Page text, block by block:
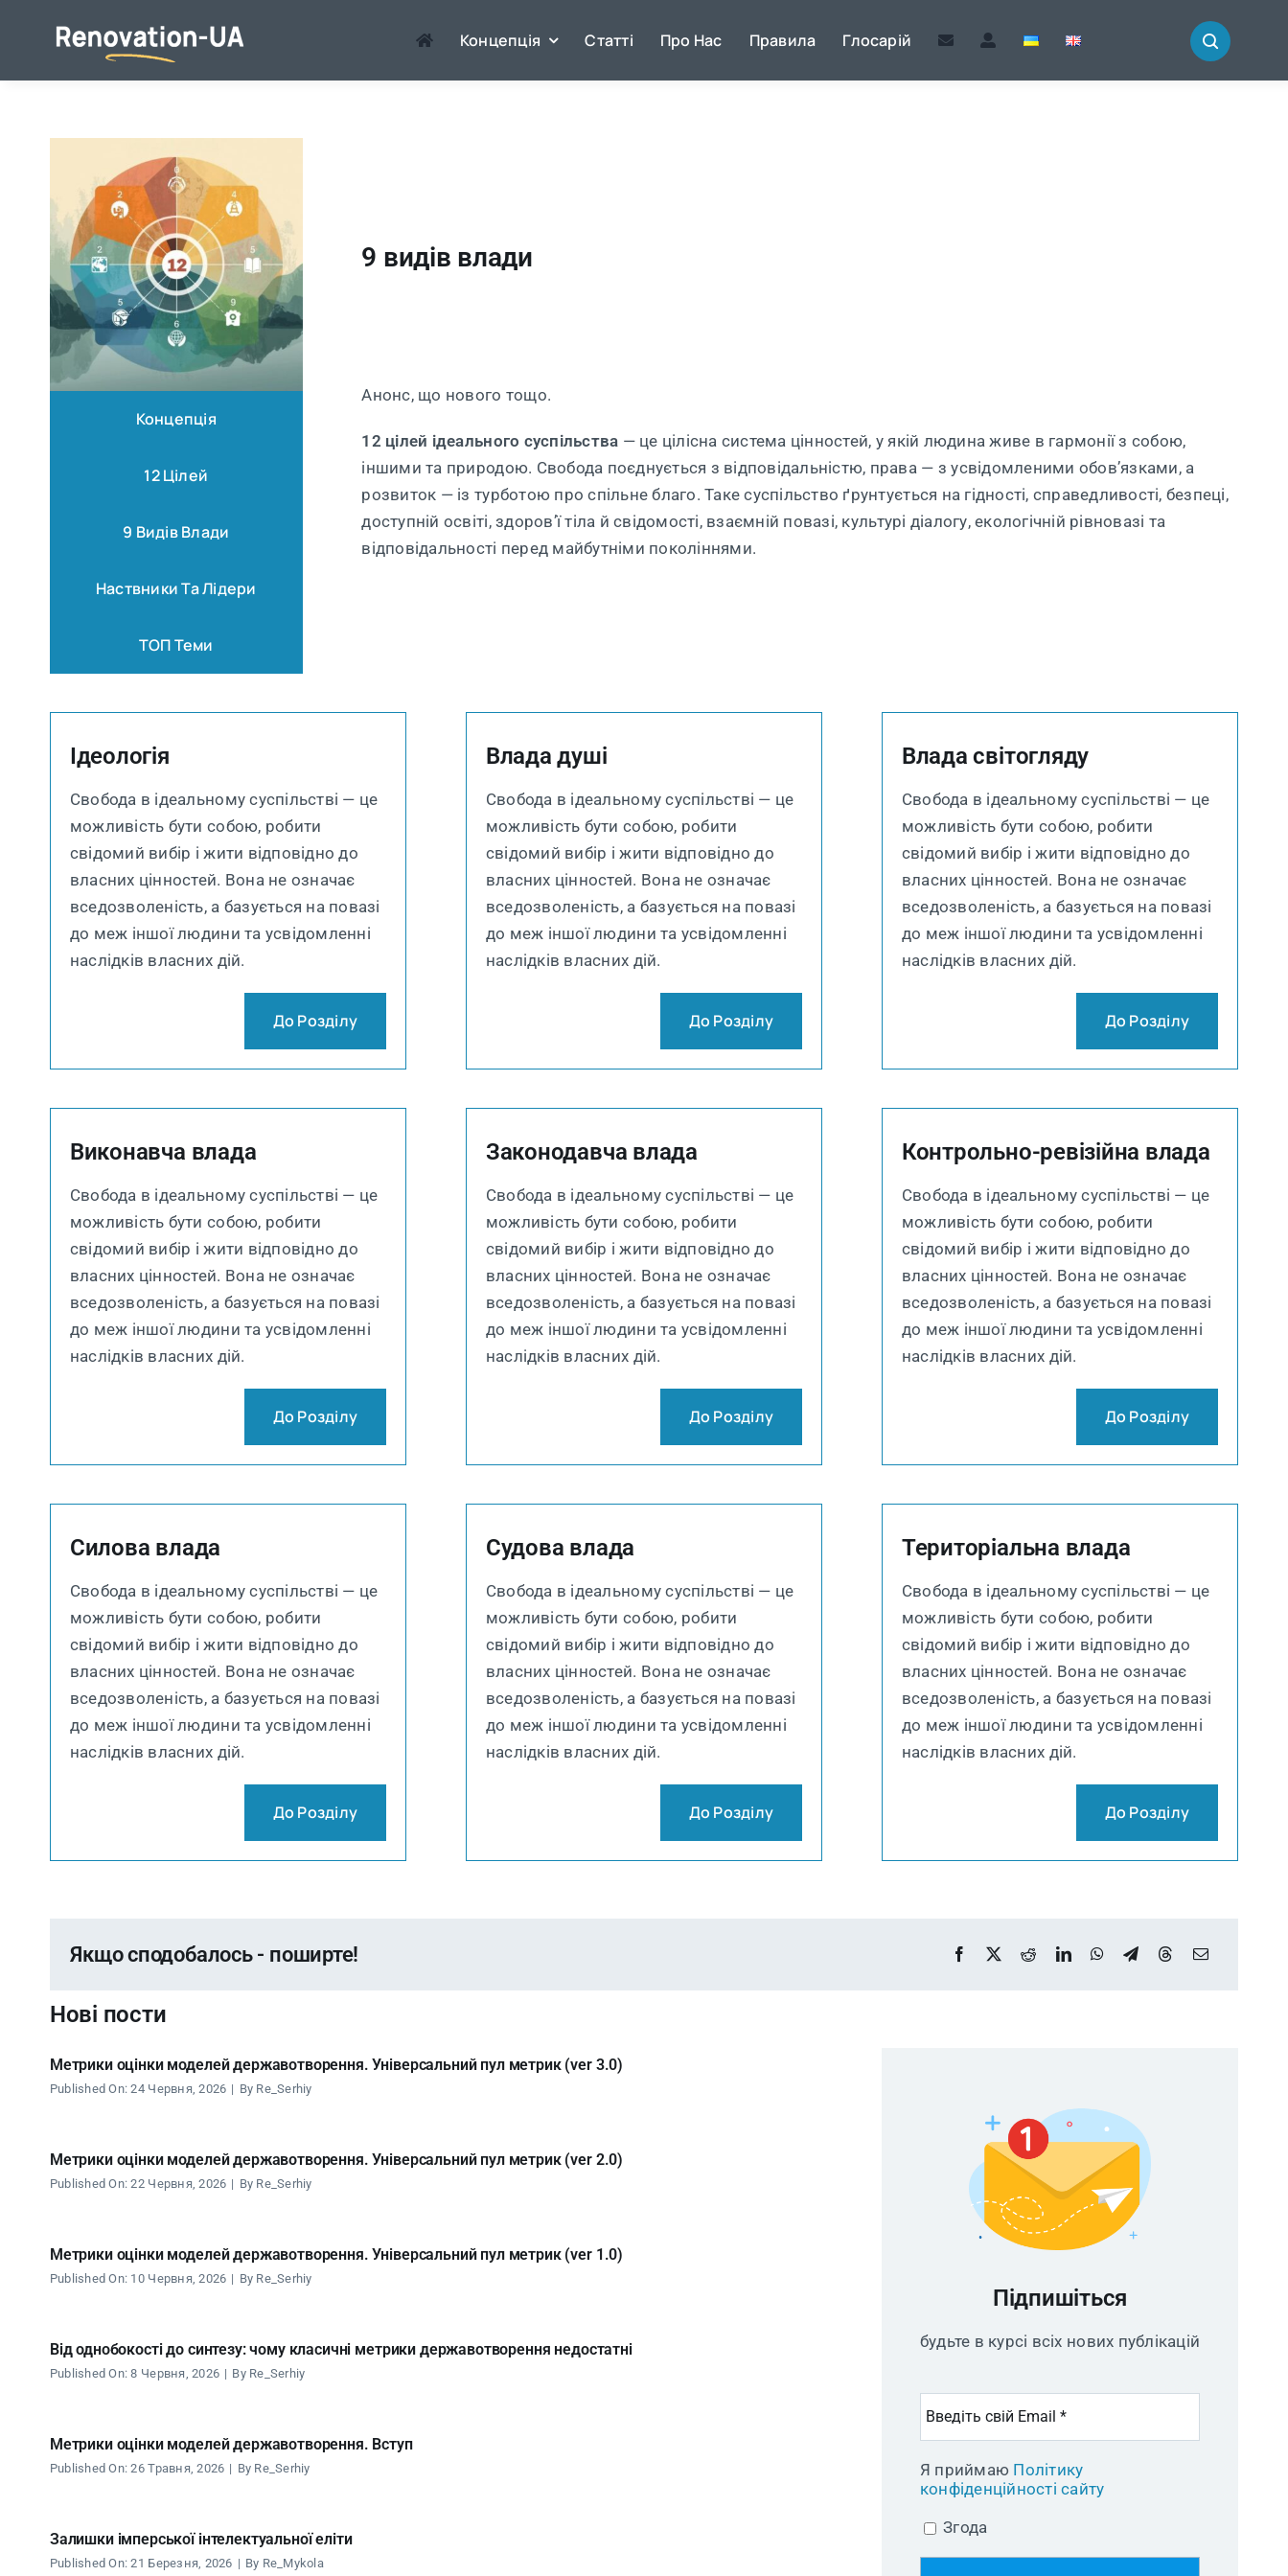
Концепція Статті Про Нас Правила Глосарій
Концепція
12 Цілей
9 Видів Влади
Наствники Та Лідери
ТОП Теми
9 видів влади
Анонс, що нового тощо.
12 цілей ідеального суспільства — це цілісна система цінностей, у якій людина живе в гармонії з собою,
іншими та природою. Свобода поєднується з відповідальністю, права — з усвідомленими обов’язками, а
розвиток — із турботою про спільне благо. Таке суспільство ґрунтується на гідності, справедливості, безпеці,
доступній освіті, здоров’ї тіла й свідомості, взаємній повазі, культурі діалогу, екологічній рівновазі та
відповідальності перед майбутніми поколіннями.
Ідеологія
Свобода в ідеальному суспільстві — це
можливість бути собою, робити
свідомий вибір і жити відповідно до
власних цінностей. Вона не означає
вседозволеність, а базується на повазі
до меж іншої людини та усвідомленні
наслідків власних дій.
До Розділу
Влада душі
Свобода в ідеальному суспільстві — це
можливість бути собою, робити
свідомий вибір і жити відповідно до
власних цінностей. Вона не означає
вседозволеність, а базується на повазі
до меж іншої людини та усвідомленні
наслідків власних дій.
До Розділу
Влада світогляду
Свобода в ідеальному суспільстві — це
можливість бути собою, робити
свідомий вибір і жити відповідно до
власних цінностей. Вона не означає
вседозволеність, а базується на повазі
до меж іншої людини та усвідомленні
наслідків власних дій.
До Розділу
Виконавча влада
Свобода в ідеальному суспільстві — це
можливість бути собою, робити
свідомий вибір і жити відповідно до
власних цінностей. Вона не означає
вседозволеність, а базується на повазі
до меж іншої людини та усвідомленні
наслідків власних дій.
До Розділу
Законодавча влада
Свобода в ідеальному суспільстві — це
можливість бути собою, робити
свідомий вибір і жити відповідно до
власних цінностей. Вона не означає
вседозволеність, а базується на повазі
до меж іншої людини та усвідомленні
наслідків власних дій.
До Розділу
Контрольно-ревізійна влада
Свобода в ідеальному суспільстві — це
можливість бути собою, робити
свідомий вибір і жити відповідно до
власних цінностей. Вона не означає
вседозволеність, а базується на повазі
до меж іншої людини та усвідомленні
наслідків власних дій.
До Розділу
Силова влада
Свобода в ідеальному суспільстві — це
можливість бути собою, робити
свідомий вибір і жити відповідно до
власних цінностей. Вона не означає
вседозволеність, а базується на повазі
до меж іншої людини та усвідомленні
наслідків власних дій.
До Розділу
Судова влада
Свобода в ідеальному суспільстві — це
можливість бути собою, робити
свідомий вибір і жити відповідно до
власних цінностей. Вона не означає
вседозволеність, а базується на повазі
до меж іншої людини та усвідомленні
наслідків власних дій.
До Розділу
Територіальна влада
Свобода в ідеальному суспільстві — це
можливість бути собою, робити
свідомий вибір і жити відповідно до
власних цінностей. Вона не означає
вседозволеність, а базується на повазі
до меж іншої людини та усвідомленні
наслідків власних дій.
До Розділу
Якщо сподобалось - поширте!
Нові пости
Метрики оцінки моделей державотворення. Універсальний пул метрик (ver 3.0)
Published On: 24 Червня, 2026 | By Re_Serhiy
Метрики оцінки моделей державотворення. Універсальний пул метрик (ver 2.0)
Published On: 22 Червня, 2026 | By Re_Serhiy
Метрики оцінки моделей державотворення. Універсальний пул метрик (ver 1.0)
Published On: 10 Червня, 2026 | By Re_Serhiy
Від однобокості до синтезу: чому класичні метрики державотворення недостатні
Published On: 8 Червня, 2026 | By Re_Serhiy
Метрики оцінки моделей державотворення. Вступ
Published On: 26 Травня, 2026 | By Re_Serhiy
Залишки імперської інтелектуальної еліти
Published On: 21 Березня, 2026 | By Re_Mykola
Підпишіться
будьте в курсі всіх нових публікацій
Я приймаю Політику
конфіденційності сайту
Згода